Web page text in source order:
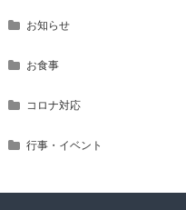
お知らせ
お食事
コロナ対応
行事・イベント